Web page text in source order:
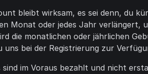
bleibt wirksam, es sei denn, du
Monat oder jedes Jahr verlängert,
die monatlichen oder jährlichen
uns bei der Registrierung zur
im Voraus bezahlt und nicht